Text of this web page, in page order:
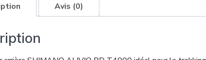
Avis (0)